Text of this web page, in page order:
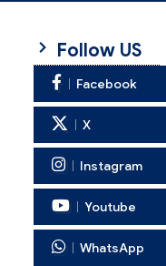
Follow US
Facebook
X
Instagram
Youtube
WhatsApp